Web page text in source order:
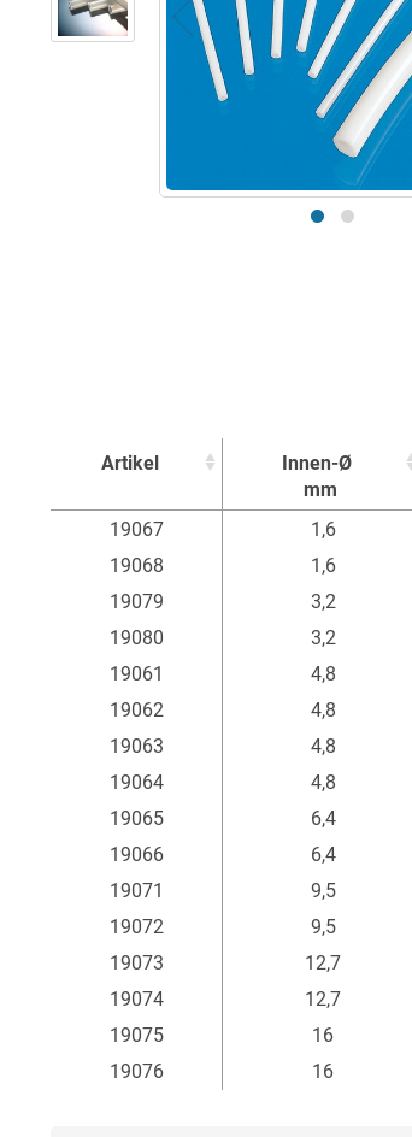
Artikel
Innen-Ø
mm
Artikel
Innen-Ø
19067 1,6
19068
1,6
19079
3,2
19080
3,2
19061
4,8
19062
4,8
19063
4,8
19064
4,8
19065
6,4
19066
6,4
19071
9,5
19072
9,5
19073
12,7
19074
12,7
19075
16
19076
16